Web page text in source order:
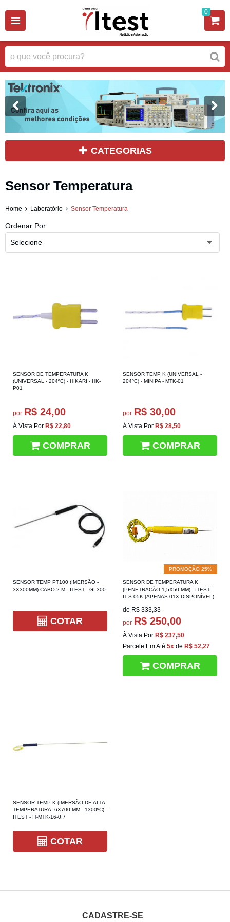
0
CATEGORIAS
Sensor Temperatura
Home Laboratório Sensor Temperatura
Ordenar Por
Selecione
SENSOR DE TEMPERATURA K
(UNIVERSAL - 204ºC) - HIKARI - HK-
P01
por R$ 24,00
À Vista Por R$ 22,80
COMPRAR
SENSOR TEMP K (UNIVERSAL -
204ºC) - MINIPA - MTK-01
por R$ 30,00
À Vista Por R$ 28,50
COMPRAR
SENSOR TEMP PT100 (IMERSÃO -
3X300MM) CABO 2 M - ITEST - GI-300
COTAR
PROMOÇÃO 25%
SENSOR DE TEMPERATURA K
(PENETRAÇÃO 1,5X50 MM) - ITEST -
IT-S-05K (APENAS 01X DISPONÍVEL)
de R$ 333,33
por R$ 250,00
À Vista Por R$ 237,50
Parcele Em Até 5x de R$ 52,27
COMPRAR
SENSOR TEMP K (IMERSÃO DE ALTA
TEMPERATURA- 6X700 MM - 1300ºC) -
ITEST - IT-MTK-16-0,7
COTAR
CADASTRE-SE